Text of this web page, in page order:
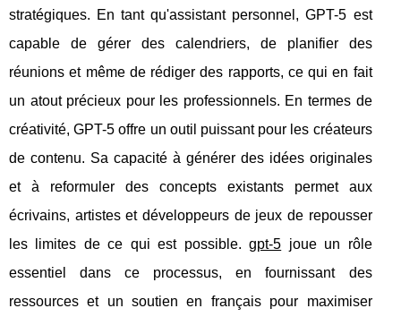
stratégiques. En tant qu'assistant personnel, GPT-5 est
capable de gérer des calendriers, de planifier des
réunions et même de rédiger des rapports, ce qui en fait
un atout précieux pour les professionnels. En termes de
créativité, GPT-5 offre un outil puissant pour les créateurs
de contenu. Sa capacité à générer des idées originales
et à reformuler des concepts existants permet aux
écrivains, artistes et développeurs de jeux de repousser
les limites de ce qui est possible.gpt-5 joue un rôle
essentiel dans ce processus, en fournissant des
ressources et un soutien en français pour maximiser